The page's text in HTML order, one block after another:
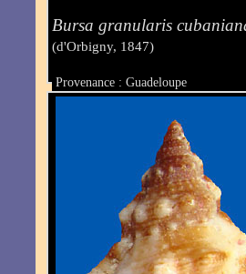
Bursa granularis
(d'Orbigny, 1847)
Provenance : Guadeloupe
Taille : 27 mm